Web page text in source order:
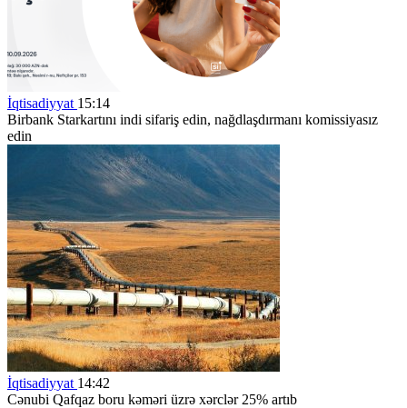
İqtisadiyyat 15:14
Birbank Starkartını indi sifariş edin, nağdlaşdırmanı komissiyasız
edin
İqtisadiyyat 14:42
Cənubi Qafqaz boru kəməri üzrə xərclər 25% artıb